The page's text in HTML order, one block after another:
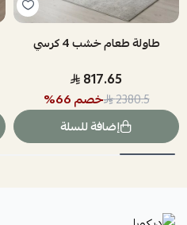
طاولة طعام خشب 4 كرسي
817.65
2380.5 خصم66
%
إضافة للسلة